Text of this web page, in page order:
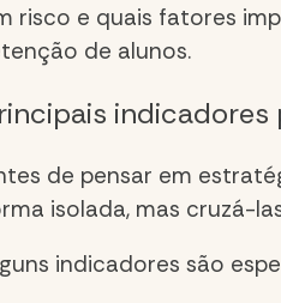
risco e quais fatores
de alunos.
de pensar em
isolada, mas cruzá-
indicadores são